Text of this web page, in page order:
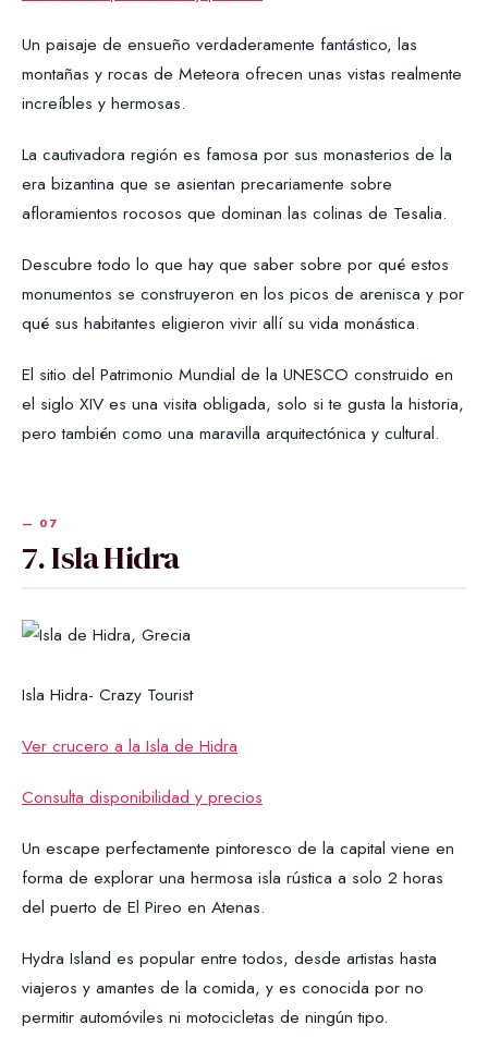
Un paisaje de ensueño verdaderamente fantástico, las
montañas y rocas de Meteora ofrecen unas vistas realmente
increíbles y hermosas.
La cautivadora región es famosa por sus monasterios de la
era bizantina que se asientan precariamente sobre
afloramientos rocosos que dominan las colinas de Tesalia.
Descubre todo lo que hay que saber sobre por qué estos
monumentos se construyeron en los picos de arenisca y por
qué sus habitantes eligieron vivir allí su vida monástica.
El sitio del Patrimonio Mundial de la UNESCO construido en
el siglo XIV es una visita obligada, solo si te gusta la historia,
pero también como una maravilla arquitectónica y cultural.
7. Isla Hidra
Isla Hidra- Crazy Tourist
Ver crucero a la Isla de Hidra
Consulta disponibilidad y precios
Un escape perfectamente pintoresco de la capital viene en
forma de explorar una hermosa isla rústica a solo 2 horas
del puerto de El Pireo en Atenas.
Hydra Island es popular entre todos, desde artistas hasta
viajeros y amantes de la comida, y es conocida por no
permitir automóviles ni motocicletas de ningún tipo.